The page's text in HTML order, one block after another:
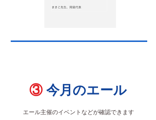
③今月のエール
エール主催のイベントなどが確認できます